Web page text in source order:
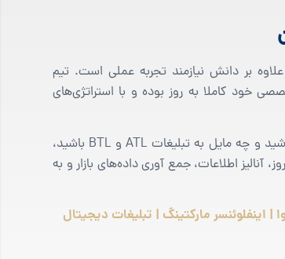
بر دانش نیازمند تجربه عملی است. تیم
خود کاملا به روز بوده و با استراتژی‌های
چه شما فضای دیجیتال را برای تبلیغات برند خود انتخاب کرده باشید و چه مایل به تبلیغات ATL و BTL باشید،
اطلاعات، جمع آوری داده‌های بازار و به
| اینفلوئنسر مارکتینگ | تبلیغات دیجیتال